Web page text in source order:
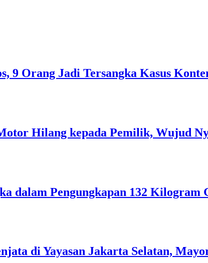
9 Orang Jadi Tersangka Kasus
Hilang kepada Pemilik, Wujud
dalam Pengungkapan 132
di Yayasan Jakarta Selatan,